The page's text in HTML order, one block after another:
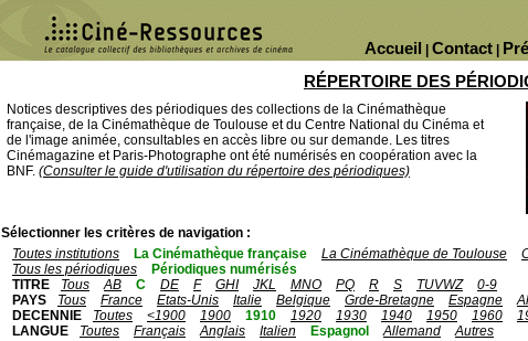
Contact
Accueil
RÉPERTOIRE DES
Notices descriptives des périodiques des collections de la Cinémathèque
française, de la Cinémathèque de Toulouse et du Centre National du Cinéma et
de l'image animée, consultables en accès libre ou sur demande. Les titres
Cinémagazine et Paris-Photographe ont été numérisés en coopération avec la
BNF. (Consulter le guide d'utilisation du répertoire des périodiques)
Sélectionner les critères de navigation :
Toutes institutions
La Cinémathèque française La Cinémathèque de Toulouse
Tous les périodiques
Périodiques numérisés
TITRE
Tous AB C DE F GHI JKL MNO PQ R S TUVWZ
0-9
PAYS
Tous France Etats-Unis Italie Belgique Grde-Bretagne Espagne
DECENNIE
Toutes <1900 1900 1910 1920 1930 1940 1950 1960
LANGUE
Toutes Français Anglais Italien Espagnol Allemand
Autres